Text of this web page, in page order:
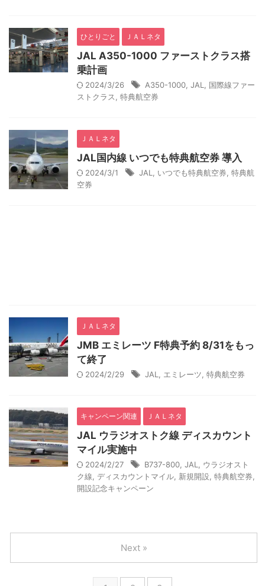
ひとりごと ＪＡＬネタ
JAL A350-1000 ファーストクラス搭
乗計画
2024/3/26 A350-1000 JAL
国際線ファー
ストクラス
特典航空券
ＪＡＬネタ
JAL国内線 いつでも特典航空券 導入
2024/3/1 JAL いつでも特典航空券 特典航
空券
ＪＡＬネタ
JMB エミレーツ F特典予約 8/31をもっ
て終了
2024/2/29 JAL エミレーツ 特典航空券
キャンペーン関連 ＪＡＬネタ
JAL ウラジオストク線 ディスカウント
マイル実施中
2024/2/27 B737-800 JAL
ウラジオスト
ク線
ディスカウントマイル 新規開設 特典航空券
開設記念キャンペーン
Next »